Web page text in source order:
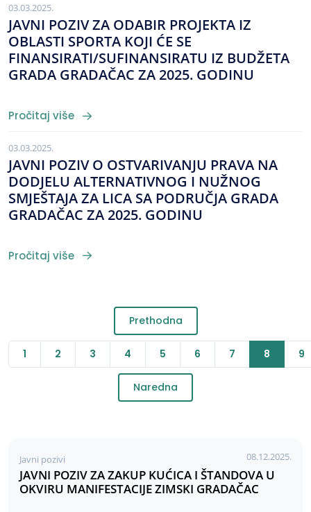
03.03.2025.
JAVNI POZIV ZA ODABIR PROJEKTA IZ
OBLASTI SPORTA KOJI ĆE SE
FINANSIRATI/SUFINANSIRATU IZ BUDŽETA
GRADA GRADAČAC ZA 2025. GODINU
Pročitaj više
03.03.2025.
JAVNI POZIV O OSTVARIVANJU PRAVA NA
DODJELU ALTERNATIVNOG I NUŽNOG
SMJEŠTAJA ZA LICA SA PODRUČJA GRADA
GRADAČAC ZA 2025. GODINU
Pročitaj više
Prethodna
1 2 3 4 5 6 7 8 9
Naredna
Javni pozivi 08.12.2025.
JAVNI POZIV ZA ZAKUP KUĆICA I ŠTANDOVA U
OKVIRU MANIFESTACIJE ZIMSKI GRADAČAC